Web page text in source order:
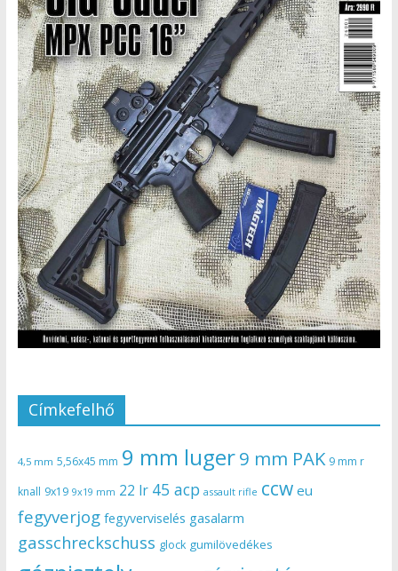
Címkefelhő
4,5 mm 5,56x45 mm 9 mm luger9 mm PAK 9 mm r
knall 9x19 9x19 mm 22 lr 45 acp assault rifle ccw eu
fegyverjog fegyverviselés gasalarm
gasschreckschuss glock gumilövedékes